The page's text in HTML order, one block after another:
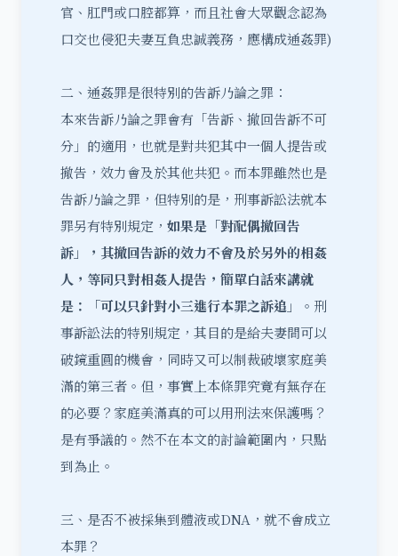
官、肛門或口腔都算，而且社會大眾觀念認為
口交也侵犯夫妻互負忠誠義務，應構成通姦罪)
二、通姦罪是很特別的告訴乃論之罪：
本來告訴乃論之罪會有「告訴、撤回告訴不可
分」的適用，也就是對共犯其中一個人提告或
撤告，效力會及於其他共犯。而本罪雖然也是
告訴乃論之罪，但特別的是，刑事訴訟法就本
罪另有特別規定， 如果是「對配偶撤回告
訴」，其撤回告訴的效力不會及於另外的相姦
人，等同只對相姦人提告，簡單白話來講就
是：「可以只針對小三進行本罪之訴追」
。刑
事訴訟法的特別規定，其目的是給夫妻間可以
破鏡重圓的機會，同時又可以制裁破壞家庭美
滿的第三者。但，事實上本條罪究竟有無存在
的必要？家庭美滿真的可以用刑法來保護嗎？
是有爭議的。然不在本文的討論範圍內，只點
到為止。
三、是否不被採集到體液或DNA，就不會成立
本罪？